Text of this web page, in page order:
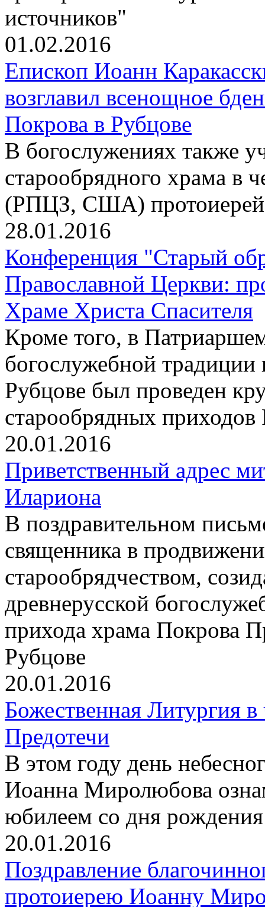
источников"
01.02.2016
Епископ Иоанн
возглавил всенощное
Покрова в Рубцове
В богослужениях также
старообрядного храма в
(РПЦЗ, США)
28.01.2016
Конференция "Старый
Православной Церкви:
Храме Христа Спасителя
Кроме того, в
богослужебной
Рубцове был проведен
старообрядных
20.01.2016
Приветственный адрес
Илариона
В поздравительном
священника в
старообрядчеством,
древнерусской
прихода храма Покрова
Рубцове
20.01.2016
Божественная Литургия
Предотечи
В этом году день
Иоанна Миролюбова
юбилеем со дня
20.01.2016
Поздравление
протоиерею Иоанну